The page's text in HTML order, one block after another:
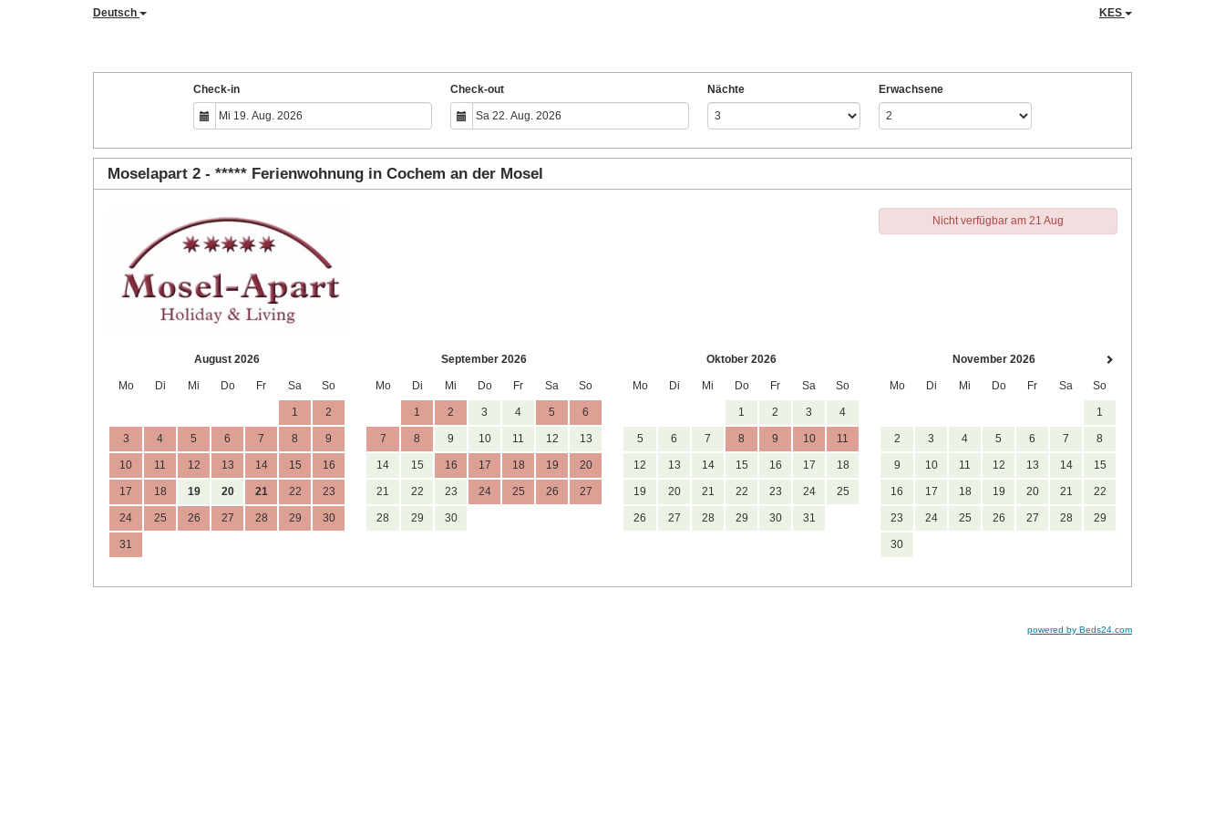
Deutsch KES
Check-in Check-out Nächte Erwachsene
Moselapart 2 - ***** Ferienwohnung in Cochem an der Mosel
Nicht verfügbar am 21 Aug
August 2026
Mo Di Mi Do Fr Sa So
1 2
3 4 5 6 7 8 9
10 11 12 13 14 15 16
17 18 19 20 21 22 23
24 25 26 27 28 29 30
31
September 2026
Mo Di Mi Do Fr Sa So
1 2 3 4 5 6
7 8 9 10 11 12 13
14 15 16 17 18 19 20
21 22 23 24 25 26 27
28 29 30
Oktober 2026
Mo Di Mi Do Fr Sa So
1 2 3 4
5 6 7 8 9 10 11
12 13 14 15 16 17 18
19 20 21 22 23 24 25
26 27 28 29 30 31
November 2026
Mo Di Mi Do Fr Sa So
1
2 3 4 5 6 7 8
9 10 11 12 13 14 15
16 17 18 19 20 21 22
23 24 25 26 27 28 29
30
powered by Beds24.com